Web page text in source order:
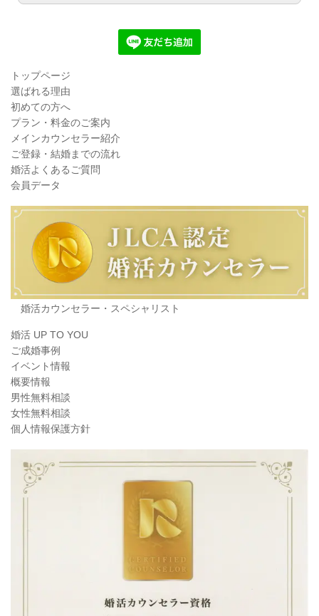
トップページ
選ばれる理由
初めての方へ
プラン・料金のご案内
メインカウンセラー紹介
ご登録・結婚までの流れ
婚活よくあるご質問
会員データ
婚活カウンセラー・スペシャリスト
婚活 UP TO YOU
ご成婚事例
イベント情報
概要情報
男性無料相談
女性無料相談
個人情報保護方針